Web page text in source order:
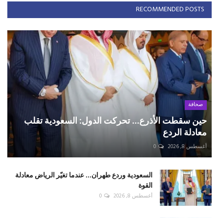
RECOMMENDED POSTS
صحافة
حين سقطت الأذرع... تحركت الدول: السعودية تقلب
معادلة الردع
أغسطس 8, 2026 0
السعودية وردع طهران... عندما تغيّر الرياض معادلة
القوة
أغسطس 8, 2026 0